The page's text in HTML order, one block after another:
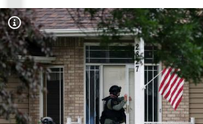
Copyright-Hinweis öffnen/